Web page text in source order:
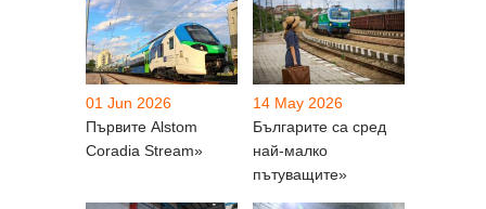
01 Jun 2026
Първите Alstom
Coradia Stream»
14 May 2026
Българите са сред
най-малко
пътуващите»